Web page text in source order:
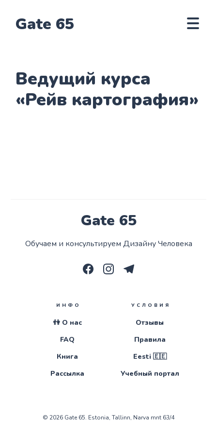
Gate 65
Ведущий курса
«Рейв картография»
Gate 65
Обучаем и консультируем Дизайну Человека
ИНФО
👫 О нас
FAQ
Книга
Рассылка
УСЛОВИЯ
Отзывы
Правила
Eesti 🇪🇪
Учебный портал
© 2026 Gate 65. Estonia, Tallinn, Narva mnt 63/4